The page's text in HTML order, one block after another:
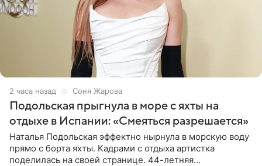
2 часа назад Соня Жарова
Подольская прыгнула в море с яхты на
отдыхе в Испании: «Смеяться разрешается»
Наталья Подольская эффектно нырнула в морскую воду
прямо с борта яхты. Кадрами с отдыха артистка
поделилась на своей странице. 44-летняя